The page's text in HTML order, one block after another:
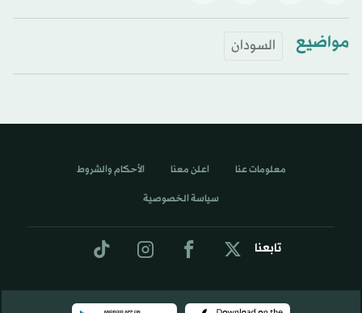
مواضيع السودان
تابعنا
معلومات عنا اعلن معنا الأحكام والشروط
سياسة الخصوصية